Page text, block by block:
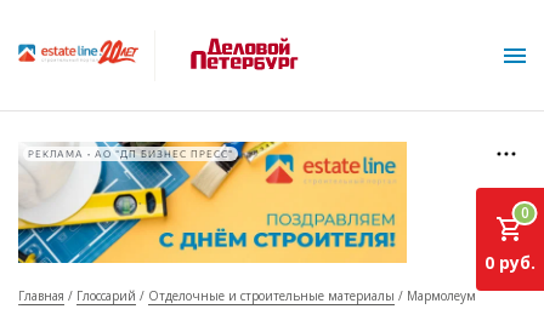
РЕКЛАМА • АО "ДП БИЗНЕС ПРЕСС"
Главная Глоссарий Отделочные и строительные материалы Мармолеум
0
0 руб.